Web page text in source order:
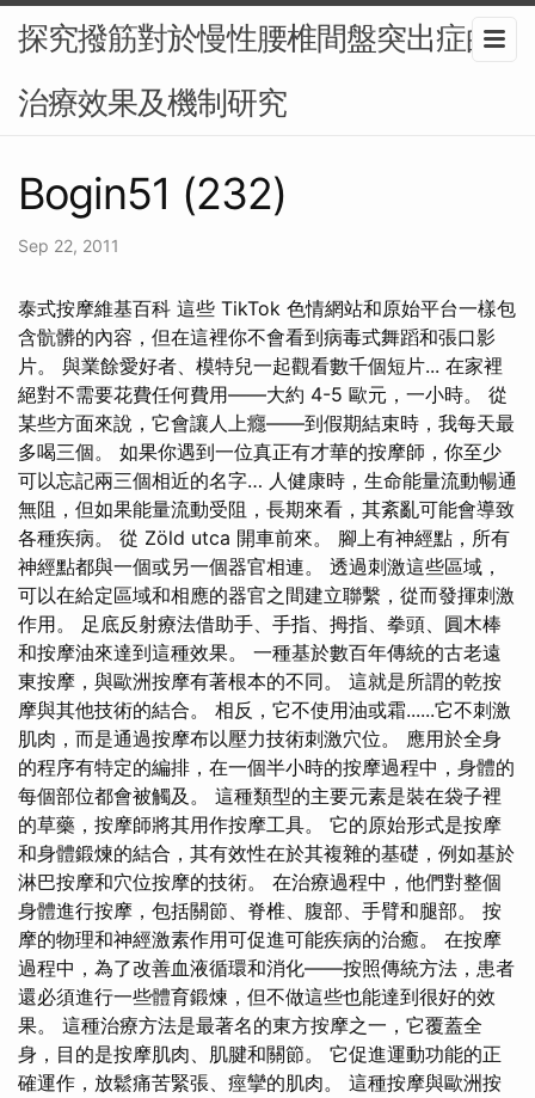
探究撥筋對於慢性腰椎間盤突出症的
治療效果及機制研究
Bogin51 (232)
Sep 22, 2011
泰式按摩維基百科 這些 TikTok 色情網站和原始平台一樣包
含骯髒的內容，但在這裡你不會看到病毒式舞蹈和張口影
片。 與業餘愛好者、模特兒一起觀看數千個短片... 在家裡
絕對不需要花費任何費用——大約 4-5 歐元，一小時。 從
某些方面來說，它會讓人上癮——到假期結束時，我每天最
多喝三個。 如果你遇到一位真正有才華的按摩師，你至少
可以忘記兩三個相近的名字… 人健康時，生命能量流動暢通
無阻，但如果能量流動受阻，長期來看，其紊亂可能會導致
各種疾病。 從 Zöld utca 開車前來。 腳上有神經點，所有
神經點都與一個或另一個器官相連。 透過刺激這些區域，
可以在給定區域和相應的器官之間建立聯繫，從而發揮刺激
作用。 足底反射療法借助手、手指、拇指、拳頭、圓木棒
和按摩油來達到這種效果。 一種基於數百年傳統的古老遠
東按摩，與歐洲按摩有著根本的不同。 這就是所謂的乾按
摩與其他技術的結合。 相反，它不使用油或霜......它不刺激
肌肉，而是通過按摩布以壓力技術刺激穴位。 應用於全身
的程序有特定的編排，在一個半小時​​的按摩過程中，身體的
每個部位都會被觸及。 這種類型的主要元素是裝在袋子裡
的草藥，按摩師將其用作按摩工具。 它的原始形式是按摩
和身體鍛煉的結合，其有效性在於其複雜的基礎，例如基於
淋巴按摩和穴位按摩的技術。 在治療過程中，他們對整個
身體進行按摩，包括關節、脊椎、腹部、手臂和腿部。 按
摩的物理和神經激素作用可促進可能疾病的治癒。 在按摩
過程中，為了改善血液循環和消化——按照傳統方法，患者
還必須進行一些體育鍛煉，但不做這些也能達到很好的效
果。 這種治療方法是最著名的東方按摩之一，它覆蓋全
身，目的是按摩肌肉、肌腱和關節。 它促進運動功能的正
確運作，放鬆痛苦緊張、痙攣的肌肉。 這種按摩與歐洲按